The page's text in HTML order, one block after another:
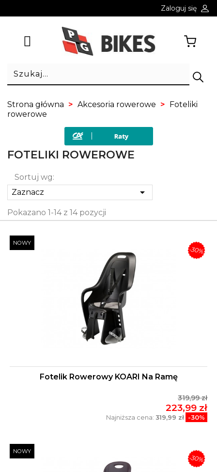
Zaloguj się
Strona główna Akcesoria rowerowe
Foteliki
rowerowe
FOTELIKI ROWEROWE
Sortuj wg:
Zaznacz

Pokazano 1-14 z 14 pozycji
Fotelik Rowerowy KOARI Na Ramę
319,99 zł
223,99 zł
Najniższa cena: 319,99 zł -30%
NOWY
-30%
NOWY
-30%